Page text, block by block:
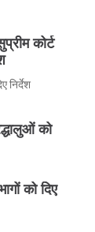
कोर्ट
निर्देश
को
को दिए